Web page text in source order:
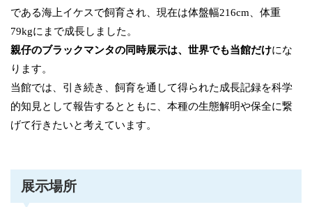
である海上イケスで飼育され、現在は体盤幅216cm、体重
79kgにまで成長しました。
親仔のブラックマンタの同時展示は、世界でも当館だけにな
ります。
当館では、引き続き、飼育を通して得られた成長記録を科学
的知見として報告するとともに、本種の生態解明や保全に繋
げて行きたいと考えています。
展示場所